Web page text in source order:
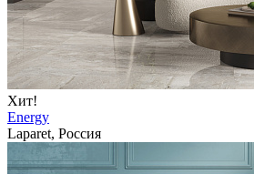
Хит!
Energy
Laparet, Россия